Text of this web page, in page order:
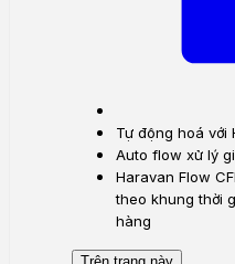
Tự động hoá với
Auto flow xử lý
Haravan Flow
theo khung thời
hàng